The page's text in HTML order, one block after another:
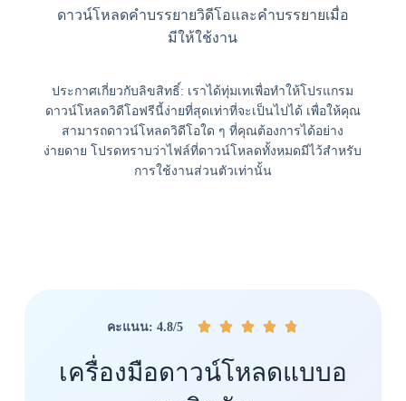
ดาวน์โหลดคำบรรยายวิดีโอและคำบรรยายเมื่อ
มีให้ใช้งาน
ประกาศเกี่ยวกับลิขสิทธิ์: เราได้ทุ่มเทเพื่อทำให้โปรแกรม
ดาวน์โหลดวิดีโอฟรีนี้ง่ายที่สุดเท่าที่จะเป็นไปได้ เพื่อให้คุณ
สามารถดาวน์โหลดวิดีโอใด ๆ ที่คุณต้องการได้อย่าง
ง่ายดาย โปรดทราบว่าไฟล์ที่ดาวน์โหลดทั้งหมดมีไว้สำหรับ
การใช้งานส่วนตัวเท่านั้น
คะแนน: 4.8/5     
เครื่องมือดาวน์โหลดแบบอ